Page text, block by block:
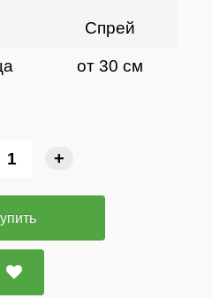
Спрей
от 30 см
+